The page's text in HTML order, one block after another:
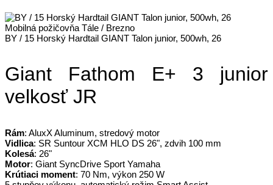
Mobilná požičovňa Tále / Brezno
BY / 15 Horský Hardtail GIANT Talon junior, 500wh, 26
Giant Fathom E+ 3 junior
velkosť JR
Rám: AluxX Aluminum, stredový motor
Vidlica: SR Suntour XCM HLO DS 26", zdvih 100 mm
Kolesá: 26"
Motor: Giant SyncDrive Sport Yamaha
Krútiaci moment: 70 Nm, výkon 250 W